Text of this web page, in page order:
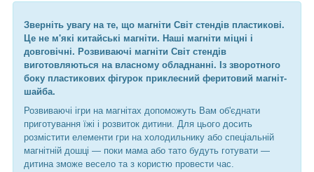
Зверніть увагу на те, що магніти Світ стендів пластикові.
Це не м'які китайські магніти. Наші магніти міцні і
довговічні. Розвиваючі магніти Світ стендів
виготовляються на власному обладнанні. Із зворотного
боку пластикових фігурок приклеєний феритовий магніт-
шайба.
Розвиваючі ігри на магнітах допоможуть Вам об'єднати
приготування їжі і розвиток дитини. Для цього досить
розмістити елементи гри на холодильнику або спеціальній
магнітній дошці ― поки мама або тато будуть готувати ―
дитина зможе весело та з користю провести час.